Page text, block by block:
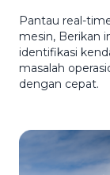
Pantau real-
mesin, Berikan
identifikasi
masalah
dengan cepat.